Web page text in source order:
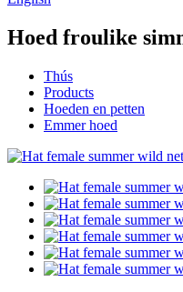
Hoed froulike
Thús
Products
Hoeden en petten
Emmer hoed